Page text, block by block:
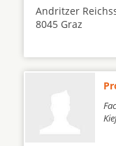
Andritzer
8045 Graz